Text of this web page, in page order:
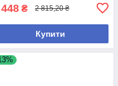
₴ 2 815,20 ₴
Купити